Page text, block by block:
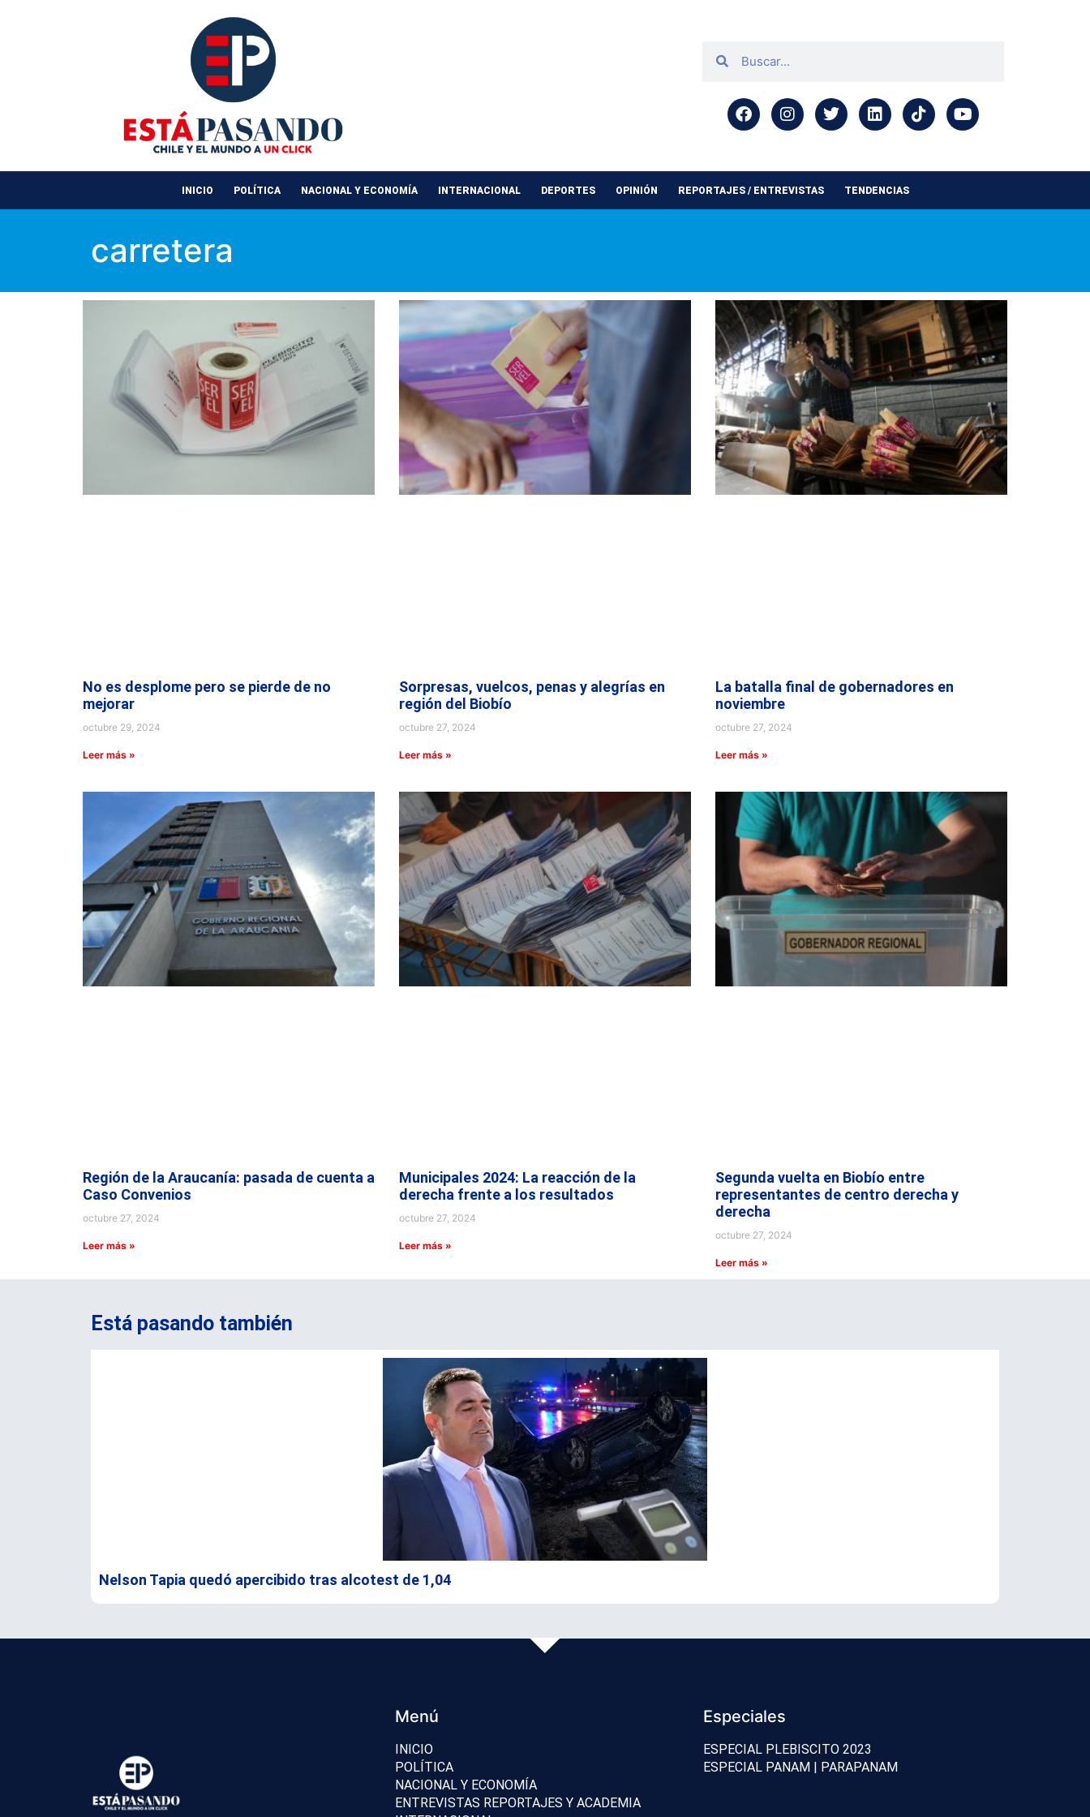
INICIO POLÍTICA NACIONAL Y ECONOMÍA INTERNACIONAL DEPORTES OPINIÓN REPORTAJES / ENTREVISTAS TENDENCIAS
carretera
No es desplome pero se pierde de no
mejorar
octubre 29, 2024
Leer más »
Sorpresas, vuelcos, penas y alegrías en
región del Biobío
octubre 27, 2024
Leer más »
La batalla final de gobernadores en
noviembre
octubre 27, 2024
Leer más »
Región de la Araucanía: pasada de cuenta a
Caso Convenios
octubre 27, 2024
Leer más »
Municipales 2024: La reacción de la
derecha frente a los resultados
octubre 27, 2024
Leer más »
Segunda vuelta en Biobío entre
representantes de centro derecha y
derecha
octubre 27, 2024
Leer más »
Está pasando también
Nelson Tapia quedó apercibido tras alcotest de 1,04
Menú
INICIO
POLÍTICA
NACIONAL Y ECONOMÍA
ENTREVISTAS REPORTAJES Y ACADEMIA
Especiales
ESPECIAL PLEBISCITO 2023
ESPECIAL PANAM | PARAPANAM